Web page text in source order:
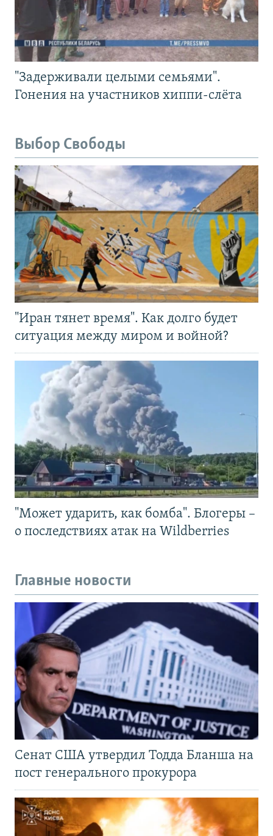
"Задерживали целыми семьями".
Гонения на участников хиппи-слёта
Выбор Свободы
"Иран тянет время". Как долго будет
ситуация между миром и войной?
"Может ударить, как бомба". Блогеры –
о последствиях атак на Wildberries
Главные новости
Сенат США утвердил Тодда Бланша на
пост генерального прокурора